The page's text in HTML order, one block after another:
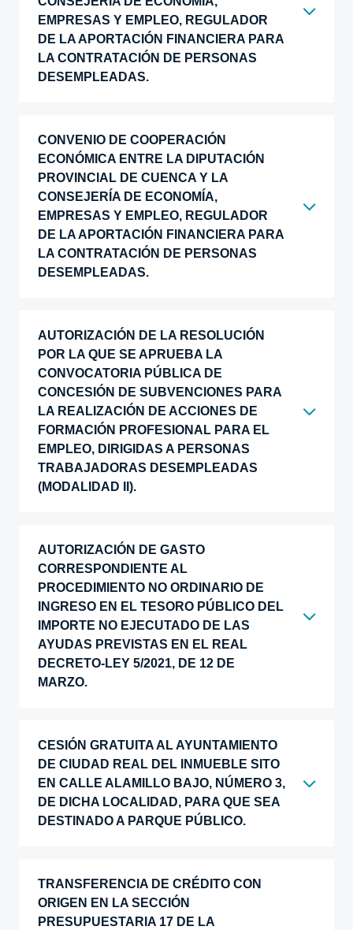
EMPRESAS Y EMPLEO, REGULADOR
DE LA APORTACIÓN FINANCIERA PARA
LA CONTRATACIÓN DE PERSONAS
DESEMPLEADAS.
CONVENIO DE COOPERACIÓN
ECONÓMICA ENTRE LA DIPUTACIÓN
PROVINCIAL DE CUENCA Y LA
CONSEJERÍA DE ECONOMÍA,
EMPRESAS Y EMPLEO, REGULADOR
DE LA APORTACIÓN FINANCIERA PARA
LA CONTRATACIÓN DE PERSONAS
DESEMPLEADAS.
AUTORIZACIÓN DE LA RESOLUCIÓN
POR LA QUE SE APRUEBA LA
CONVOCATORIA PÚBLICA DE
CONCESIÓN DE SUBVENCIONES PARA
LA REALIZACIÓN DE ACCIONES DE
FORMACIÓN PROFESIONAL PARA EL
EMPLEO, DIRIGIDAS A PERSONAS
TRABAJADORAS DESEMPLEADAS
(MODALIDAD II).
AUTORIZACIÓN DE GASTO
CORRESPONDIENTE AL
PROCEDIMIENTO NO ORDINARIO DE
INGRESO EN EL TESORO PÚBLICO DEL
IMPORTE NO EJECUTADO DE LAS
AYUDAS PREVISTAS EN EL REAL
DECRETO-LEY 5/2021, DE 12 DE
MARZO.
CESIÓN GRATUITA AL AYUNTAMIENTO
DE CIUDAD REAL DEL INMUEBLE SITO
EN CALLE ALAMILLO BAJO, NÚMERO 3,
DE DICHA LOCALIDAD, PARA QUE SEA
DESTINADO A PARQUE PÚBLICO.
TRANSFERENCIA DE CRÉDITO CON
ORIGEN EN LA SECCIÓN
PRESUPUESTARIA 17 DE LA